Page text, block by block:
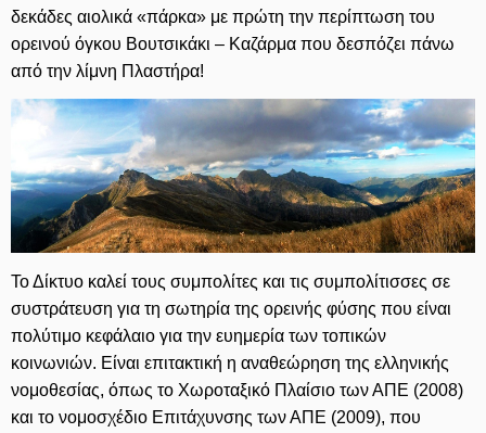
δεκάδες αιολικά «πάρκα» με πρώτη την περίπτωση του
ορεινού όγκου Βουτσικάκι – Καζάρμα που δεσπόζει πάνω
από την λίμνη Πλαστήρα!
Το Δίκτυο καλεί τους συμπολίτες και τις συμπολίτισσες σε
συστράτευση για τη σωτηρία της ορεινής φύσης που είναι
πολύτιμο κεφάλαιο για την ευημερία των τοπικών
κοινωνιών. Είναι επιτακτική η αναθεώρηση της ελληνικής
νομοθεσίας, όπως το Χωροταξικό Πλαίσιο των ΑΠΕ (2008)
και το νομοσχέδιο Επιτάχυνσης των ΑΠΕ (2009), που